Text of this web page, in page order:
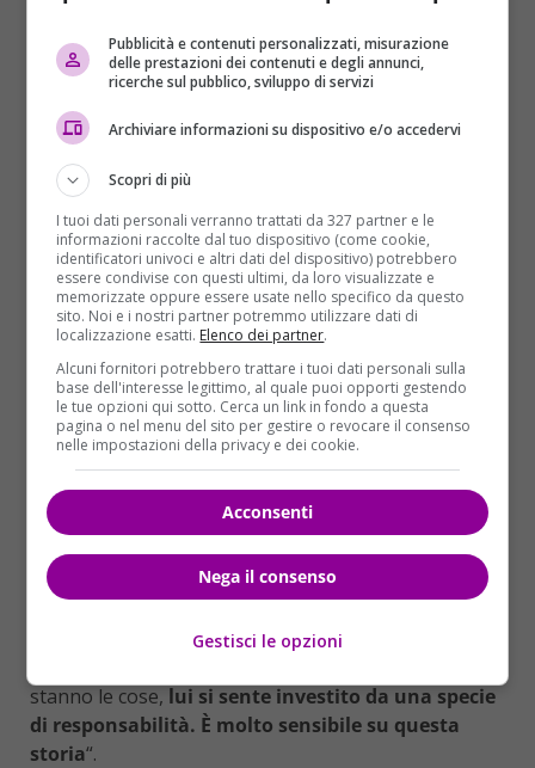
Luca Traini all’interno del carcere è seguito dagli
psichiatri ma secondo il suo avvocato: “È evidente
che ha bisogno di una assistenza diversa da
quella che può avere in carcere, dove c’è una giusta
costrizione fisica. Per lui ci vorrebbe una struttura
destinata proprio alla cura delle persone che hanno
questo tipo di problemi, specializzate in questo tipo
di supporto. Finora non ho presentato alcuna
istanza per farlo trasferire dal carcere in una
clinica, ho preferito aspettare l’esito della perizia
psichiatrica disposta dalla Corte. Le operazioni del
professor Massimo Picozzi non sono ancora
iniziate”. Ritornando su coloro che erano stati
indagati per l’omicidio di Pamela Mastropietro,
l’avvocato ha rivelato: “Ho cercato di far capire a
Traini che comunque anche se scagionati restano
in carcere, poi che questa decisione non ci riguarda,
e che comunque è stata presa sulla base dei principi
vigenti in Italia: se non ci sono prove della loro
colpevolezza, non si poteva fare diversamente. Se
riaprire il procedimento. Ma lui dice che non c’è
stanno le cose, lui si sente investito da una specie
di responsabilità. È molto sensibile su questa
storia“.
Pubblicità e contenuti personalizzati, misurazione
delle prestazioni dei contenuti e degli annunci,
ricerche sul pubblico, sviluppo di servizi
Archiviare informazioni su dispositivo e/o accedervi
Scopri di più
I tuoi dati personali verranno trattati da 327 partner e le
informazioni raccolte dal tuo dispositivo (come cookie,
identificatori univoci e altri dati del dispositivo) potrebbero
essere condivise con questi ultimi, da loro visualizzate e
memorizzate oppure essere usate nello specifico da questo
sito. Noi e i nostri partner potremmo utilizzare dati di
localizzazione esatti. Elenco dei partner.
Alcuni fornitori potrebbero trattare i tuoi dati personali sulla
base dell'interesse legittimo, al quale puoi opporti gestendo
le tue opzioni qui sotto. Cerca un link in fondo a questa
pagina o nel menu del sito per gestire o revocare il consenso
nelle impostazioni della privacy e dei cookie.
Acconsenti
Nega il consenso
Gestisci le opzioni